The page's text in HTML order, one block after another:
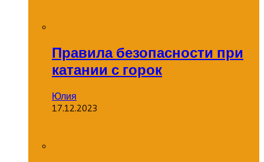
Правила безопасности при
катании с горок
Юлия
17.12.2023